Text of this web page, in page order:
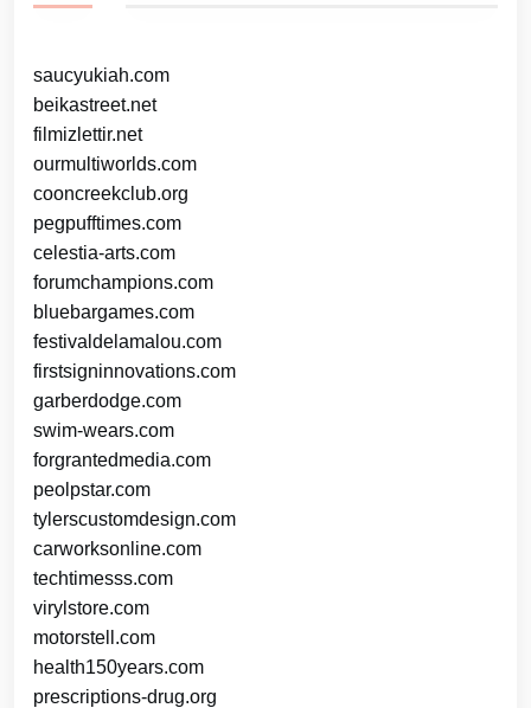
saucyukiah.com
beikastreet.net
filmizlettir.net
ourmultiworlds.com
cooncreekclub.org
pegpufftimes.com
celestia-arts.com
forumchampions.com
bluebargames.com
festivaldelamalou.com
firstsigninnovations.com
garberdodge.com
swim-wears.com
forgrantedmedia.com
peolpstar.com
tylerscustomdesign.com
carworksonline.com
techtimesss.com
virylstore.com
motorstell.com
health150years.com
prescriptions-drug.org